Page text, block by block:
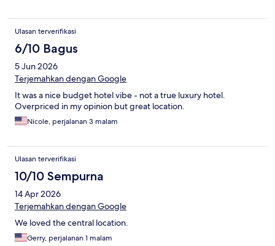
Ulasan terverifikasi
6/10 Bagus
5 Jun 2026
Terjemahkan dengan Google
It was a nice budget hotel vibe - not a true luxury hotel.
Overpriced in my opinion but great location.
Nicole, perjalanan 3 malam
Ulasan terverifikasi
10/10 Sempurna
14 Apr 2026
Terjemahkan dengan Google
We loved the central location.
Gerry, perjalanan 1 malam